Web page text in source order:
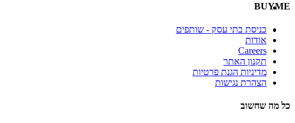
BUYME
כניסת בתי עסק - שותפים
אודות
Careers
תקנון האתר
מדיניות הגנת פרטיות
הצהרת נגישות
כל מה שחשוב